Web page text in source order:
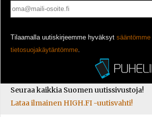
Tilaamalla uutiskirjeemme hyväksyt sääntömme
tietosuojakäytäntömme
Seuraa kaikkia Suomen uutissivustoja!
Lataa ilmainen HIGH.FI -uutisvahti!